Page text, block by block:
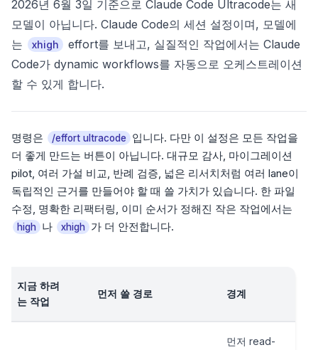
2026년 6월 3일 기준으로 Claude Code Ultracode는 새
모델이 아닙니다. Claude Code의 세션 설정이며, 모델에
는
xhigh
effort를 보내고, 실질적인 작업에서는 Claude
Code가 dynamic workflows를 자동으로 오케스트레이션
할 수 있게 합니다.
명령은 /effort ultracode
입니다. 다만 이 설정은 모든 작업을
더 좋게 만드는 버튼이 아닙니다. 대규모 감사, 마이그레이션
pilot, 여러 가설 비교, 반례 검증, 넓은 리서치처럼 여러 lane이
독립적인 근거를 만들어야 할 때 쓸 가치가 있습니다. 한 파일
수정, 명확한 리팩터링, 이미 순서가 정해진 작은 작업에서는
high 나 xhigh 가 더 안전합니다.
지금 하려
는 작업
먼저 쓸 경로 경계
먼저 read-